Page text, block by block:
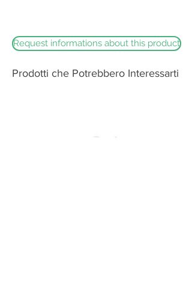
Request informations about this product
Prodotti che Potrebbero Interessarti